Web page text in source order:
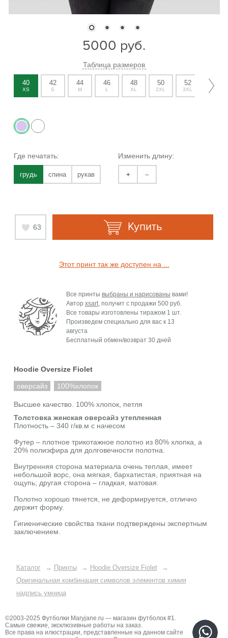
5000 руб.
Таблица размеров
40
XS
42
S
44
M
46
L
48
XL
50
2XL
52
3XL
54
4XL
Где печатать:
грудь спина рукав
Изменить длину:
+ –
63 Купить
Этот принт так же доступен на ...
Все принты выбраны и нарисованы вами!
Автор xsart, получит с продажи 500 руб.
Все товары изготовлены тиражом 1 шт.
Произведем специально для вас к 13
августа
Бесплатный обмен/возврат 30 дней
Hoodie Oversize Fiolet
оверсайз 100%хлопок
Высшее качество. 100% хлопок, петля
Толстовка женская оверсайз утепленная
Плотность – 340 г/кв.м с начесом
Футер – плотное трикотажное полотно из 80% хлопка, а
20% полиэфира для долговечности полотна.
Внутренняя сторона материала очень теплая, имеет
небольшой ворс, она мягкая, бархатистая, приятная на
ощупь; другая сторона – гладкая, матовая.
Полотно хорошо тянется, не деформируется, отлично
держит форму.
Гигиенические свойства ткани подтверждены экспертным
заключением.
Каталог → Принты → Hoodie Oversize Fiolet
→
Оригинальная комбинация символов элементов химия
надпись умница
©2003-2025 Футболки Maryjane.ru — магазин футболок #1.
Самые свежие, эксклюзивные работы на заказ.
Все права на илюстрации, представленные на данном сайте